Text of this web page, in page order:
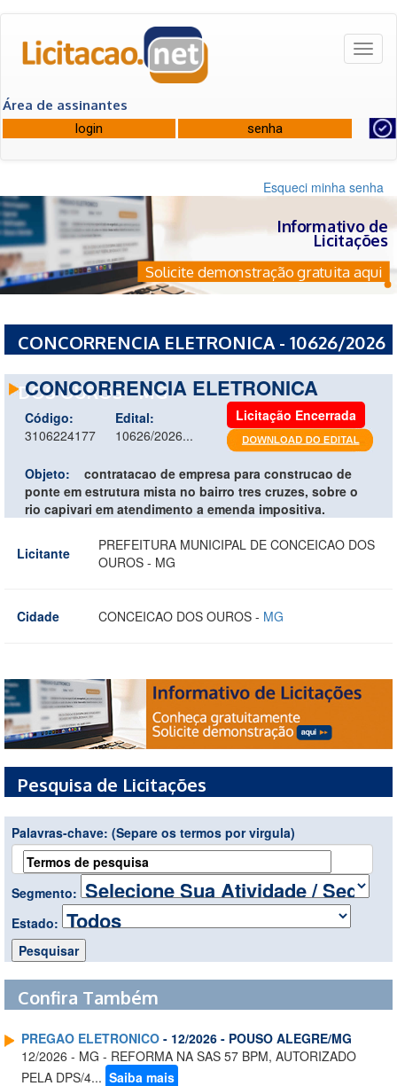
Área de assinantes
Esqueci minha senha
Informativo de
Licitações
Solicite demonstração gratuita aqui
CONCORRENCIA ELETRONICA - 10626/2026
DOS OUROS - MG
CONCORRENCIA ELETRONICA
Código:
3106224177
Edital:
10626/2026...
Licitação Encerrada
Objeto:
contratacao de empresa para construcao de
ponte em estrutura mista no bairro tres cruzes, sobre o
rio capivari em atendimento a emenda impositiva.
Licitante
PREFEITURA MUNICIPAL DE CONCEICAO DOS
OUROS - MG
Cidade CONCEICAO DOS OUROS - MG
Pesquisa de Licitações
Palavras-chave: (Separe os termos por virgula)
Segmento:
Estado:
Confira Também
PREGAO ELETRONICO - 12/2026 - POUSO ALEGRE/MG
12/2026 - MG - REFORMA NA SAS 57 BPM, AUTORIZADO
PELA DPS/4... Saiba mais